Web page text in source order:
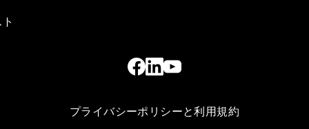
プライバシーポリシーと利用規約